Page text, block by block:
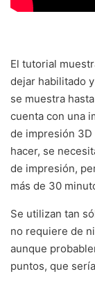
El tutorial
dejar habilitado
se muestra
cuenta con una
de impresión 3D
hacer, se
de impresión,
más de 30
Se utilizan tan
no requiere de
aunque
puntos, que